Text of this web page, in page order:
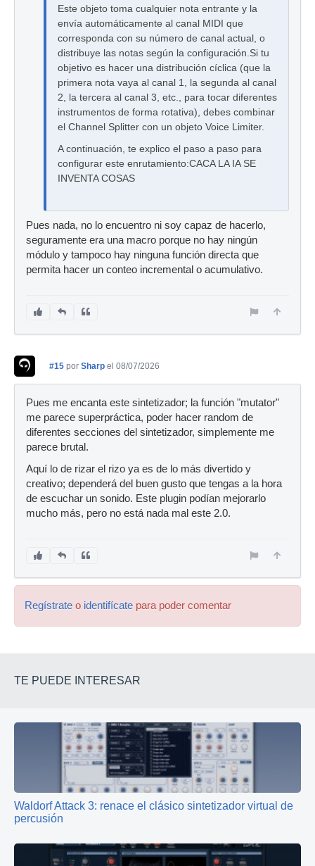
Este objeto toma cualquier nota entrante y la
envía automáticamente al canal MIDI que
corresponda con su número de canal actual, o
distribuye las notas según la configuración.Si tu
objetivo es hacer una distribución cíclica (que la
primera nota vaya al canal 1, la segunda al canal
2, la tercera al canal 3, etc., para tocar diferentes
instrumentos de forma rotativa), debes combinar
el Channel Splitter con un objeto Voice Limiter.
A continuación, te explico el paso a paso para
configurar este enrutamiento:CACA LA IA SE
INVENTA COSAS
Pues nada, no lo encuentro ni soy capaz de hacerlo,
seguramente era una macro porque no hay ningún
módulo y tampoco hay ninguna función directa que
permita hacer un conteo incremental o acumulativo.
#15 por Sharp el 08/07/2026
Pues me encanta este sintetizador; la función "mutator"
me parece superpráctica, poder hacer random de
diferentes secciones del sintetizador, simplemente me
parece brutal.
Aquí lo de rizar el rizo ya es de lo más divertido y
creativo; dependerá del buen gusto que tengas a la hora
de escuchar un sonido. Este plugin podían mejorarlo
mucho más, pero no está nada mal este 2.0.
Regístrate o identifícate para poder comentar
TE PUEDE INTERESAR
Waldorf Attack 3: renace el clásico sintetizador virtual de
percusión